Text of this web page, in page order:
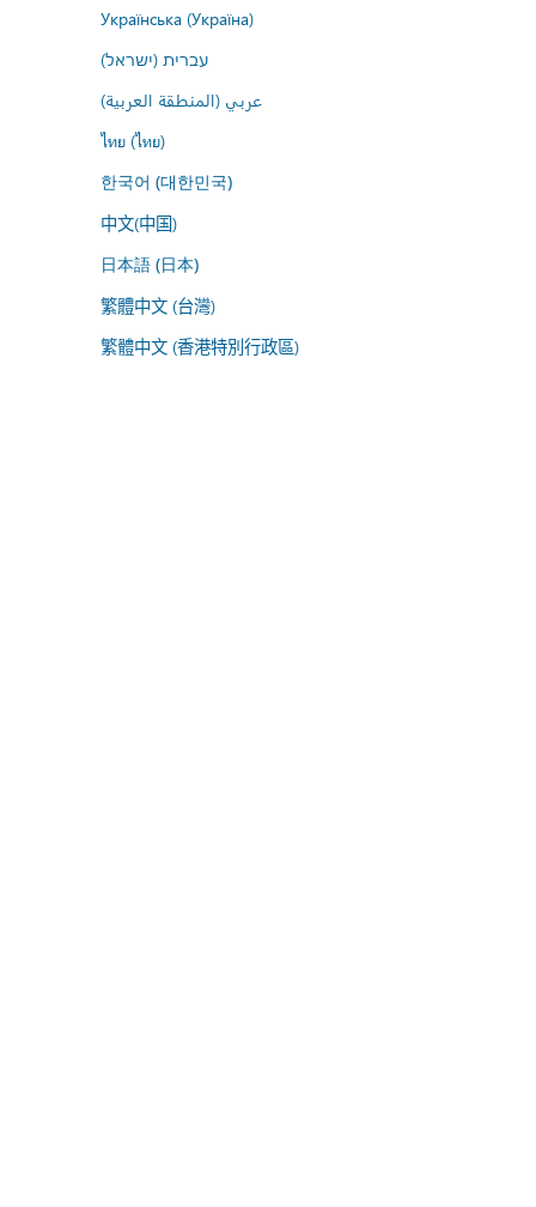
Українська (Україна)
עברית (ישראל)
عربي (المنطقة العربية)
ไทย (ไทย)
한국어 (대한민국)
中文(中国)
日本語 (日本)
繁體中文 (台灣)
繁體中文 (香港特別行政區)